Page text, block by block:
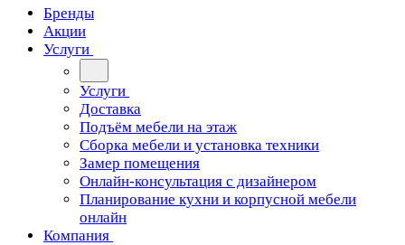
Бренды
Акции
Услуги
Услуги
Доставка
Подъём мебели на этаж
Сборка мебели и установка техники
Замер помещения
Онлайн-консультация с дизайнером
Планирование кухни и корпусной мебели
онлайн
Компания